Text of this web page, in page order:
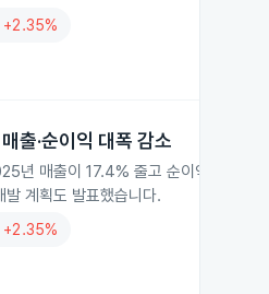
+2.35%
출·순이익 대폭 감소
년 매출이 17.4% 줄고 순이익도
계획도 발표했습니다.
+2.35%